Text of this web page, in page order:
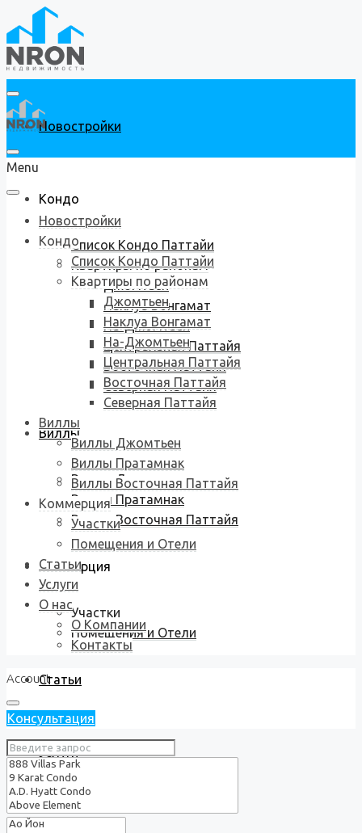
Новостройки
Кондо
Список Кондо Паттайи
Квартиры по районам
Джомтьен
Наклуа Вонгамат
На-Джомтьен
Центральная Паттайя
Восточная Паттайя
Северная Паттайя
Виллы
Виллы Джомтьен
Виллы Пратамнак
Виллы Восточная Паттайя
Коммерция
Участки
Помещения и Отели
Статьи
Услуги
О нас
Menu
Новостройки
Кондо
Список Кондо Паттайи
Квартиры по районам
Джомтьен
Наклуа Вонгамат
На-Джомтьен
Центральная Паттайя
Восточная Паттайя
Северная Паттайя
Виллы
Виллы Джомтьен
Виллы Пратамнак
Виллы Восточная Паттайя
Коммерция
Участки
Помещения и Отели
Статьи
Услуги
О нас
О Компании
Контакты
Account
Консультация